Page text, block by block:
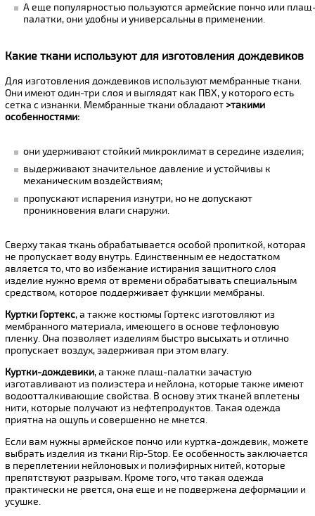
А еще популярностью пользуются армейские пончо или
палатки, они удобны и универсальны в применении.
Какие ткани используют для изготовления дождевиков
Для изготовления дождевиков используют мембранные ткани.
Они имеют один-три слоя и выглядят как ПВХ, у которого есть
сетка с изнанки. Мембранные ткани обладают >такими
особенностями:
они удерживают стойкий микроклимат в середине изделия;
выдерживают значительное давление и устойчивы к
механическим воздействиям;
пропускают испарения изнутри, но не допускают
проникновения влаги снаружи.
Сверху такая ткань обрабатывается особой пропиткой, которая
не пропускает воду внутрь. Единственным ее недостатком
является то, что во избежание истирания защитного слоя
изделие нужно время от времени обрабатывать специальным
средством, которое поддерживает функции мембраны.
Куртки Гортекс, а также костюмы Гортекс изготовляют из
мембранного материала, имеющего в основе тефлоновую
пленку. Она позволяет изделиям быстро высыхать и отлично
пропускает воздух, задерживая при этом влагу.
Куртки-дождевики, а также плащ-палатки зачастую
изготавливают из полиэстера и нейлона, которые также имеют
водоотталкивающие свойства. В основу этих тканей вплетены
нити, которые получают из нефтепродуктов. Такая одежда
приятна на ощупь и совершенно не мнется.
Если вам нужны армейское пончо или куртка-дождевик, можете
выбрать изделия из ткани Rip-Stop. Ее особенность заключается
в переплетении нейлоновых и полиэфирных нитей, которые
препятствуют разрывам. Кроме того, что такая одежда
практически не рвется, она еще и не подвержена деформации и
усушке.